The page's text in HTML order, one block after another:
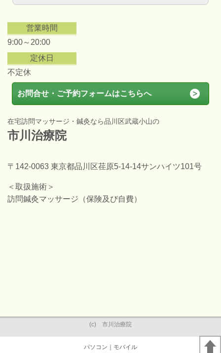
営業時間
9:00～20:00
定休日
不定休
お問合せ・ご予約フォームはこちらへ
在宅訪問マッサージ・鍼灸なら品川区武蔵小山の
市川治療院
〒142-0063 東京都品川区荏原5-14-14サンハイツ101号
＜取扱施術＞
訪問鍼灸マッサージ（保険及び自費）
(c) 市川治療院
パソコン ｜モバイル